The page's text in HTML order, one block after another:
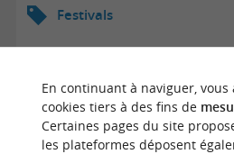
Festivals
En continuant à naviguer,
cookies tiers à des fins de
Certaines pages du site
les plateformes déposent